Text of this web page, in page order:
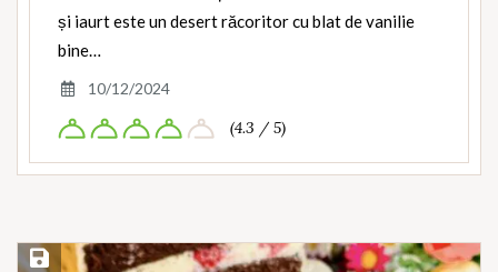
și iaurt este un desert răcoritor cu blat de vanilie
bine…
10/12/2024
(4.3 / 5)
Save Recipe